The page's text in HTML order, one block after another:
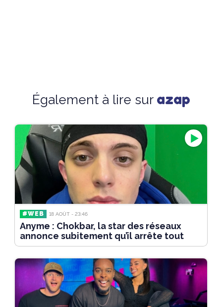
Également à lire sur azap
#WEB 18 AOÛT - 23:46
Anyme : Chokbar, la star des réseaux
annonce subitement qu’il arrête tout